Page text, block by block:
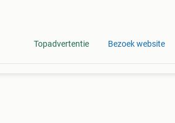
Topadvertentie Bezoek website